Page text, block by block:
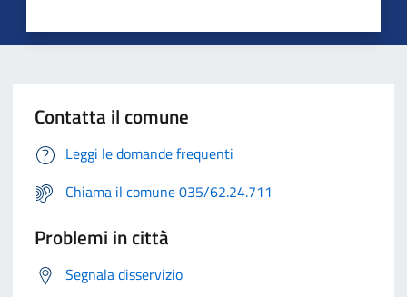
Contatta il comune
Leggi le domande frequenti
Chiama il comune 035/62.24.711
Problemi in città
Segnala disservizio